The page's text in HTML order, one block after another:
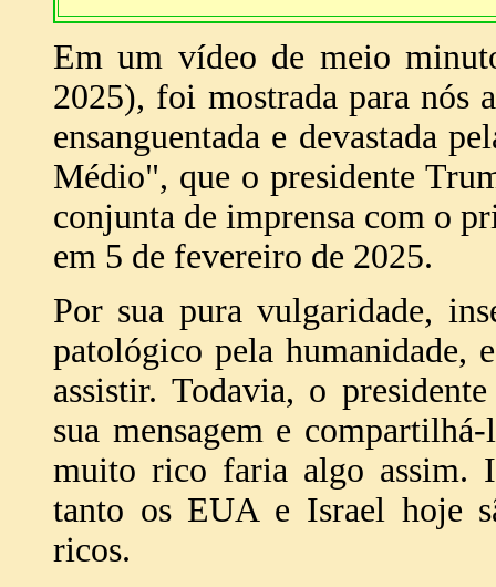
Em um vídeo de meio
2025), foi mostrada para nós
ensanguentada e devastada
Médio", que o presidente
conjunta de imprensa com o
em 5 de fevereiro de 2025.
Por sua pura vulgaridade,
patológico pela humanidade,
assistir. Todavia, o
sua mensagem e
muito rico faria algo assim.
tanto os EUA e Israel hoje
ricos.